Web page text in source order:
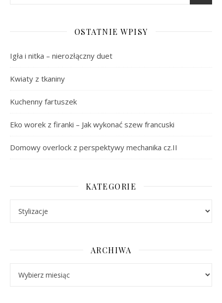
OSTATNIE WPISY
Igła i nitka – nierozłączny duet
Kwiaty z tkaniny
Kuchenny fartuszek
Eko worek z firanki – Jak wykonać szew francuski
Domowy overlock z perspektywy mechanika cz.II
KATEGORIE
ARCHIWA